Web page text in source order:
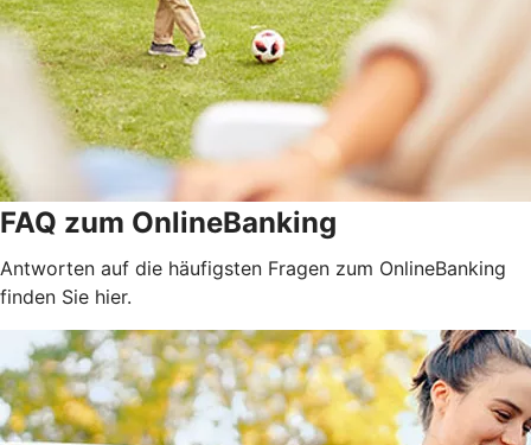
FAQ zum OnlineBanking
Antworten auf die häufigsten Fragen zum OnlineBanking
finden Sie hier.